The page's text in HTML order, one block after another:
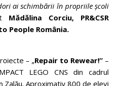
ai schimbării în propriile școli
Mădălina Corciu, PR&CSR
People România.
– „Repair to Rewear!” –
LEGO CNS din cadrul
Zalău. Aproximativ 800 de elevi